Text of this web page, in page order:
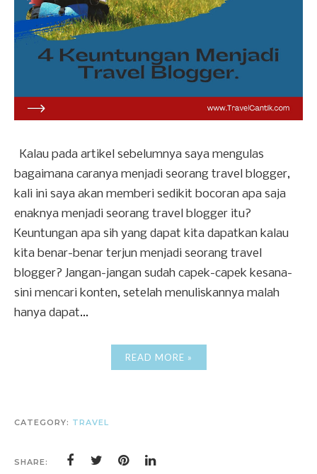
Kalau pada artikel sebelumnya saya mengulas
bagaimana caranya menjadi seorang travel blogger,
kali ini saya akan memberi sedikit bocoran apa saja
enaknya menjadi seorang travel blogger itu?
Keuntungan apa sih yang dapat kita dapatkan kalau
kita benar-benar terjun menjadi seorang travel
blogger? Jangan-jangan sudah capek-capek kesana-
sini mencari konten, setelah menuliskannya malah
hanya dapat...
READ MORE »
CATEGORY: TRAVEL
SHARE: